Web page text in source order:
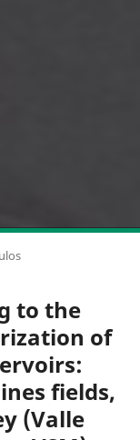
to the
of
fields,
(Valle